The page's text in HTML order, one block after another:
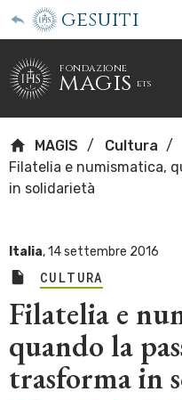
gesuiti
fondazione
magis ets
MAGIS
Cultura
Filatelia e numismatica,
in solidarietà
Italia,14 settembre 2016
CULTURA
Filatelia e
quando la
trasforma in